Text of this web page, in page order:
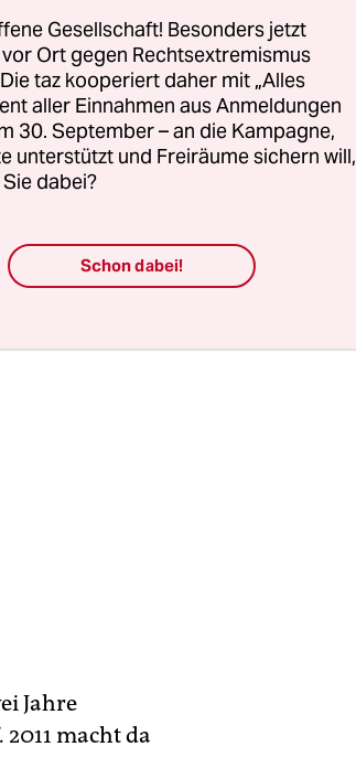
verklebt,
paar Häuser
Zutaten
unten macht
Jahre
macht da
Gesellschaft! Besonders jetzt
Ort gegen Rechtsextremismus
taz kooperiert daher mit „Alles
aller Einnahmen aus Anmeldungen
30. September – an die Kampagne,
unterstützt und Freiräume sichern will,
dabei?
Schon dabei!